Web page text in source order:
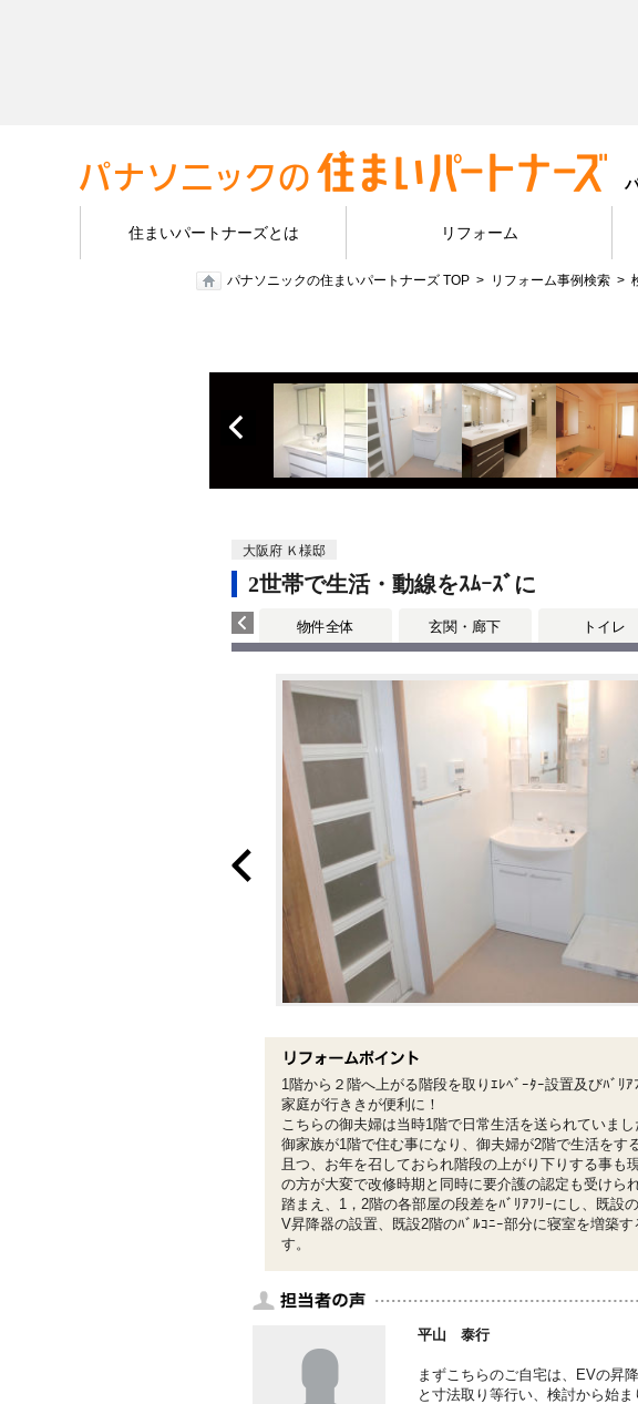
住まいパートナーズとは リフォーム
パナソニックの住まいパートナーズ TOP リフォーム事例検索
大阪府 Ｋ様邸
2世帯で生活・動線をｽﾑｰｽﾞに
物件全体 玄関・廊下 トイレ
1階から２階へ上がる階段を取りｴﾚﾍﾞｰﾀｰ設置及びﾊﾞﾘ
家庭が行ききが便利に！
こちらの御夫婦は当時1階で日常生活を送られていま
御家族が1階で住む事になり、御夫婦が2階で生活をす
且つ、お年を召しておられ階段の上がり下りする事も
の方が大変で改修時期と同時に要介護の認定も受けら
踏まえ、1，2階の各部屋の段差をﾊﾞﾘｱﾌﾘｰにし、既設
V昇降器の設置、既設2階のﾊﾞﾙｺﾆｰ部分に寝室を増築す
す。
平山 泰行
まずこちらのご自宅は、EVの昇
と寸法取り等行い、検討から始